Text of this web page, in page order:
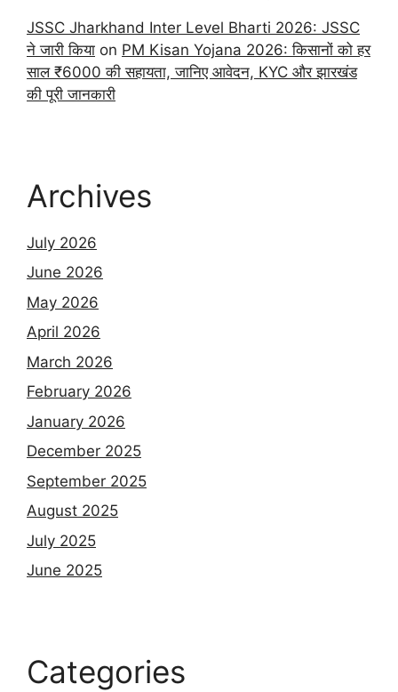
JSSC Jharkhand Inter Level Bharti 2026: JSSC
ने जारी किया on PM Kisan Yojana 2026: किसानों को हर
साल ₹6000 की सहायता, जानिए आवेदन, KYC और झारखंड
की पूरी जानकारी
Archives
July 2026
June 2026
May 2026
April 2026
March 2026
February 2026
January 2026
December 2025
September 2025
August 2025
July 2025
June 2025
Categories